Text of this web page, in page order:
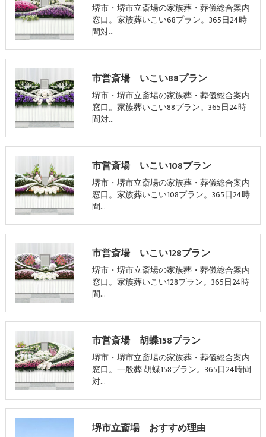
堺市・堺市立斎場の家族葬・葬儀総合案内
窓口。家族葬いこい68プラン。365日24時
間対…
市営斎場 いこい88プラン
堺市・堺市立斎場の家族葬・葬儀総合案内
窓口。家族葬いこい88プラン。365日24時
間対…
市営斎場 いこい108プラン
堺市・堺市立斎場の家族葬・葬儀総合案内
窓口。家族葬いこい108プラン。365日24時
間…
市営斎場 いこい128プラン
堺市・堺市立斎場の家族葬・葬儀総合案内
窓口。家族葬いこい128プラン。365日24時
間…
市営斎場 胡蝶158プラン
堺市・堺市立斎場の家族葬・葬儀総合案内
窓口。一般葬 胡蝶158プラン。365日24時間
対…
堺市立斎場 おすすめ理由